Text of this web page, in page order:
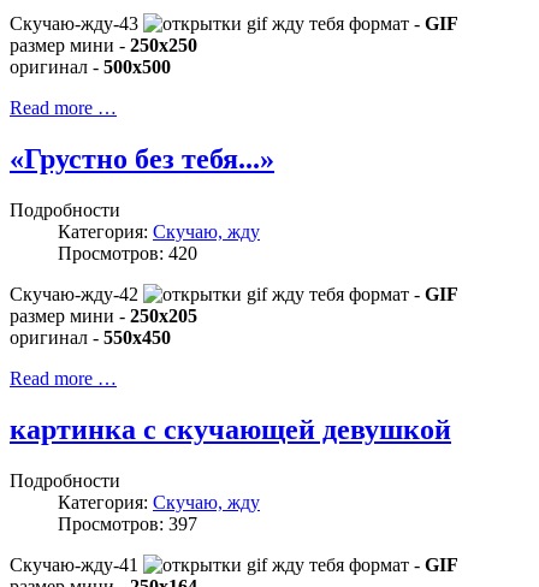
Скучаю-жду-43
формат - GIF
размер мини - 250x250
оригинал - 500x500
Read more …
«Грустно без тебя...»
Подробности
Категория: Скучаю, жду
Просмотров: 420
Скучаю-жду-42
формат - GIF
размер мини - 250x205
оригинал - 550x450
Read more …
картинка с скучающей девушкой
Подробности
Категория: Скучаю, жду
Просмотров: 397
Скучаю-жду-41
формат - GIF